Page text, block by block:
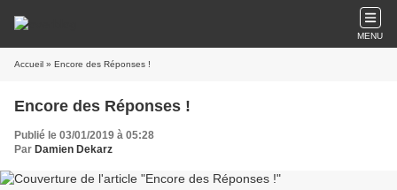
MENU
Accueil » Encore des Réponses !
Encore des Réponses !
Publié le 03/01/2019 à 05:28
Par Damien Dekarz